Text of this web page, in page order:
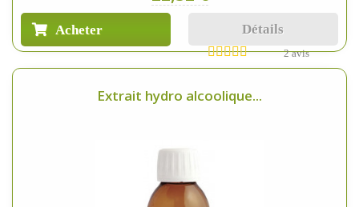
Acheter Détails
2 avis
Extrait hydro alcoolique...